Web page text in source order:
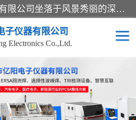
深圳市亿阳电子仪器有限公司坐落于风景秀丽的深圳市光明区，集SMT设备销售务为一体，努力为客户提供电子装配解决方案。与行业**SMT设备厂商：ASM（印刷机，锡膏检查机，贴片机），德国ERSA（爱莎）建立了稳固的代理合作关系，销售的设备一直保持**电子装配行业未来发展方向，能够满足客户各种繁杂产品的生产应用。
子仪器有限公司
Electronics Co.,Ltd.
E系列中速贴片机
膏印 选择性波峰焊